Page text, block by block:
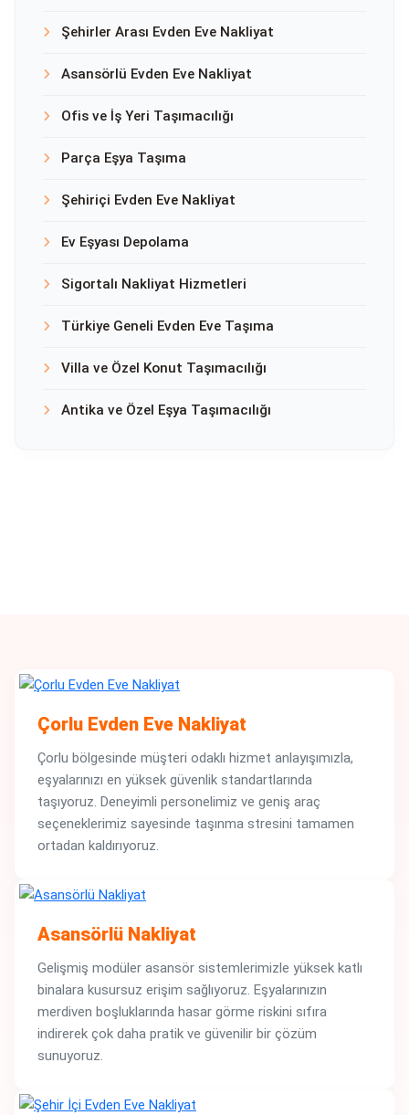
Şehirler Arası Evden Eve Nakliyat
Asansörlü Evden Eve Nakliyat
Ofis ve İş Yeri Taşımacılığı
Parça Eşya Taşıma
Şehiriçi Evden Eve Nakliyat
Ev Eşyası Depolama
Sigortalı Nakliyat Hizmetleri
Türkiye Geneli Evden Eve Taşıma
Villa ve Özel Konut Taşımacılığı
Antika ve Özel Eşya Taşımacılığı
Çorlu Evden Eve Nakliyat
Çorlu bölgesinde müşteri odaklı hizmet anlayışımızla,
eşyalarınızı en yüksek güvenlik standartlarında
taşıyoruz. Deneyimli personelimiz ve geniş araç
seçeneklerimiz sayesinde taşınma stresini tamamen
ortadan kaldırıyoruz.
Asansörlü Nakliyat
Gelişmiş modüler asansör sistemlerimizle yüksek katlı
binalara kusursuz erişim sağlıyoruz. Eşyalarınızın
merdiven boşluklarında hasar görme riskini sıfıra
indirerek çok daha pratik ve güvenilir bir çözüm
sunuyoruz.